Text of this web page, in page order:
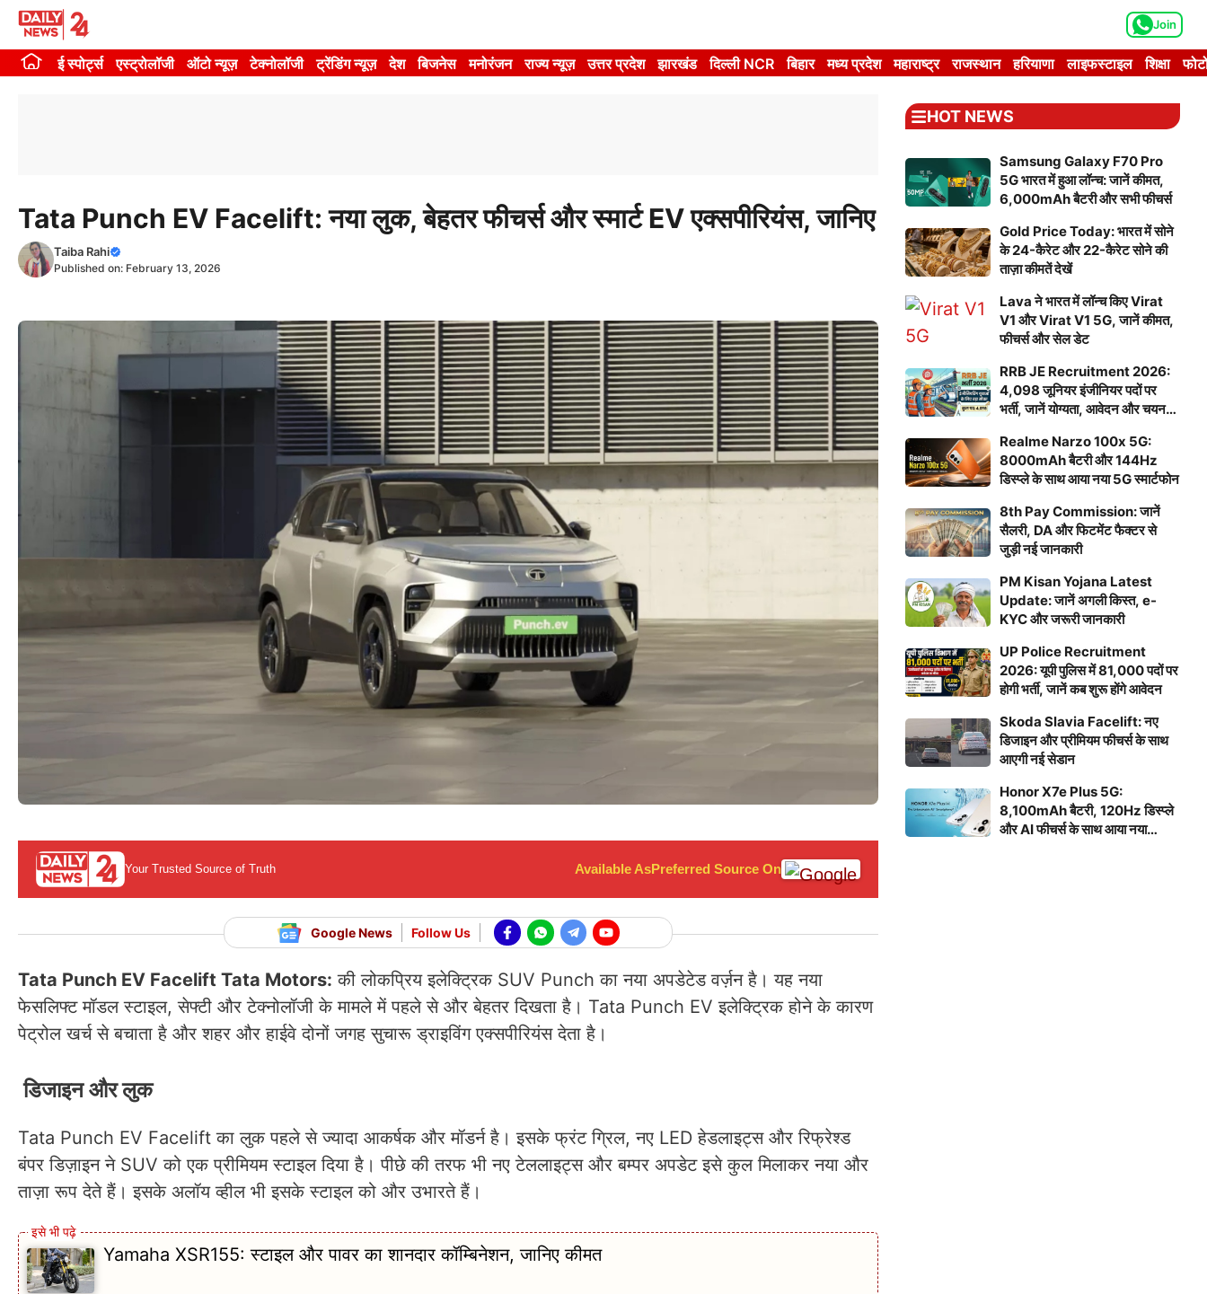
Skip
content
Join
ई स्पोर्ट्स एस्ट्रोलॉजी ऑटो न्यूज़ टेक्नोलॉजी ट्रेंडिंग न्यूज़ देश बिजनेस मनोरंजन राज्य न्यूज़ उत्तर प्रदेश झारखंड दिल्ली NCR बिहार मध्य प्रदेश महाराष्ट्र राजस्थान हरियाणा लाइफस्टाइल शिक्षा
Tata Punch EV Facelift: नया लुक, बेहतर फीचर्स और स्मार्ट EV एक्सपीरियंस, जानिए
Taiba Rahi
Published on: February 13, 2026
Your Trusted Source of Truth Available AsPreferred Source On
Google News Follow Us
Tata Punch EV Facelift Tata Motors: की लोकप्रिय इलेक्ट्रिक SUV Punch का नया अपडेटेड वर्ज़न है। यह नया
फेसलिफ्ट मॉडल स्टाइल, सेफ्टी और टेक्नोलॉजी के मामले में पहले से और बेहतर दिखता है। Tata Punch EV इलेक्ट्रिक होने के कारण
पेट्रोल खर्च से बचाता है और शहर और हाईवे दोनों जगह सुचारू ड्राइविंग एक्सपीरियंस देता है।
डिजाइन और लुक
Tata Punch EV Facelift का लुक पहले से ज्यादा आकर्षक और मॉडर्न है। इसके फ्रंट ग्रिल, नए LED हेडलाइट्स और रिफ्रेश्ड
बंपर डिज़ाइन ने SUV को एक प्रीमियम स्टाइल दिया है। पीछे की तरफ भी नए टेललाइट्स और बम्पर अपडेट इसे कुल मिलाकर नया और
ताज़ा रूप देते हैं। इसके अलॉय व्हील भी इसके स्टाइल को और उभारते हैं।
Yamaha XSR155: स्टाइल और पावर का शानदार कॉम्बिनेशन, जानिए कीमत
HOT NEWS
Samsung Galaxy F70 Pro
5G भारत में हुआ लॉन्च: जानें कीमत,
6,000mAh बैटरी और सभी फीचर्स
Gold Price Today: भारत में सोने
के 24-कैरेट और 22-कैरेट सोने की
ताज़ा कीमतें देखें
Lava ने भारत में लॉन्च किए Virat
V1 और Virat V1 5G, जानें कीमत,
फीचर्स और सेल डेट
RRB JE Recruitment 2026:
4,098 जूनियर इंजीनियर पदों पर
भर्ती, जानें योग्यता, आवेदन और चयन
Realme Narzo 100x 5G:
8000mAh बैटरी और 144Hz
डिस्प्ले के साथ आया नया 5G स्मार्टफोन
8th Pay Commission: जानें
सैलरी, DA और फिटमेंट फैक्टर से
जुड़ी नई जानकारी
PM Kisan Yojana Latest
Update: जानें अगली किस्त, e-
KYC और जरूरी जानकारी
UP Police Recruitment
2026: यूपी पुलिस में 81,000 पदों पर
होगी भर्ती, जानें कब शुरू होंगे आवेदन
Skoda Slavia Facelift: नए
डिजाइन और प्रीमियम फीचर्स के साथ
आएगी नई सेडान
Honor X7e Plus 5G:
8,100mAh बैटरी, 120Hz डिस्प्ले
और AI फीचर्स के साथ आया नया